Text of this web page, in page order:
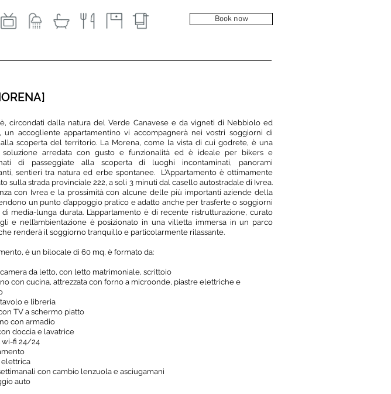
Book now
]
circondati dalla natura del Verde Canavese e da vigneti di Nebbiolo ed
un accogliente appartamentino vi accompagnerà nei vostri soggiorni di
scoperta del territorio. La Morena, come la vista di cui godrete, è una
soluzione arredata con gusto e funzionalità ed è ideale per bikers e
di passeggiate alla scoperta di luoghi incontaminati, panorami
sentieri tra natura ed erbe spontanee. L’Appartamento è ottimamente
sulla strada provinciale 222, a soli 3 minuti dal casello autostradale di Ivrea.
con Ivrea e la prossimità con alcune delle più importanti aziende della
un punto d’appoggio pratico e adatto anche per trasferte o soggiorni
media-lunga durata. L’appartamento è di recente ristrutturazione, curato
e nell’ambientazione è posizionato in una villetta immersa in un parco
renderà il soggiorno tranquillo e particolarmente rilassante.
è un bilocale di 60 mq, è formato da:
da letto, con letto matrimoniale, scrittoio
con cucina, attrezzata con forno a microonde, piastre elettriche e
e libreria
TV a schermo piatto
con armadio
doccia e lavatrice
wi-fi 24/24
elettrica
con cambio lenzuola e asciugamani
auto